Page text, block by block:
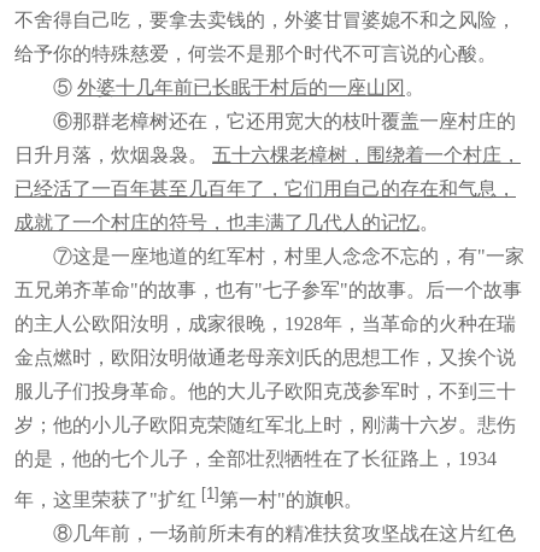
不舍得自己吃，要拿去卖钱的，外婆甘冒婆媳不和之风险，
给予你的特殊慈爱，何尝不是那个时代不可言说的心酸。
⑤ 外婆十几年前已长眠于村后的一座山冈 。
⑥那群老樟树还在，它还用宽大的枝叶覆盖一座村庄的
日升月落，炊烟袅袅。 五十六棵老樟树，围绕着一个村庄，
已经活了一百年甚至几百年了，它们用自己的存在和气息，
成就了一个村庄的符号，也丰满了几代人的记忆。
⑦这是一座地道的红军村，村里人念念不忘的，有"一家
五兄弟齐革命"的故事，也有"七子参军"的故事。后一个故事
的主人公欧阳汝明，成家很晚，1928年，当革命的火种在瑞
金点燃时，欧阳汝明做通老母亲刘氏的思想工作，又挨个说
服儿子们投身革命。他的大儿子欧阳克茂参军时，不到三十
岁；他的小儿子欧阳克荣随红军北上时，刚满十六岁。悲伤
的是，他的七个儿子，全部壮烈牺牲在了长征路上，1934
年，这里荣获了"扩红 [1]第一村"的旗帜。
⑧几年前，一场前所未有的精准扶贫攻坚战在这片红色